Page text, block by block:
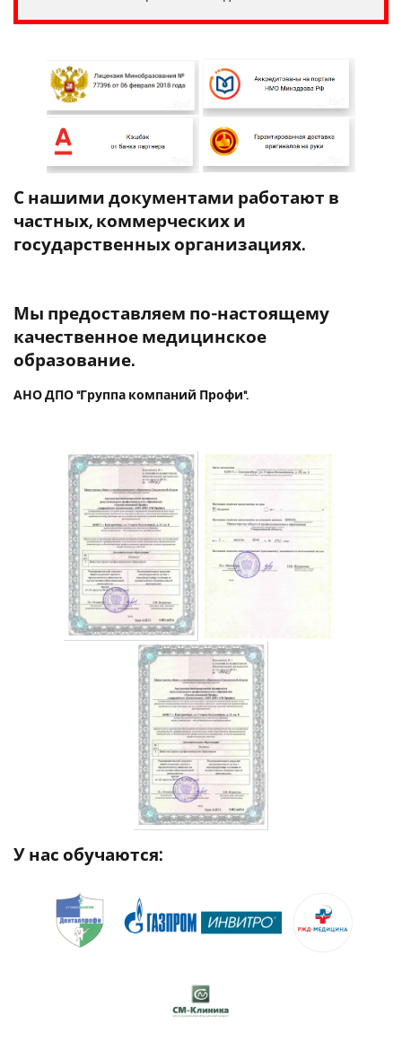
С нашими документами работают в
частных, коммерческих и
государственных организациях.
Мы предоставляем по-настоящему
качественное медицинское
образование.
АНО ДПО "Группа компаний Профи".
У нас обучаются: